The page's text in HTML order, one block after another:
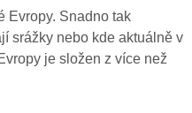
Evropy. Snadno tak
srážky nebo kde aktuálně v
je složen z více než